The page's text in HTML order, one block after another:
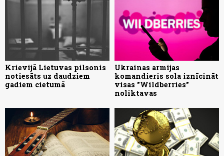
Krievijā Lietuvas pilsonis
notiesāts uz daudziem
gadiem cietumā
Ukrainas armijas
komandieris sola iznīcināt
visas "Wildberries"
noliktavas